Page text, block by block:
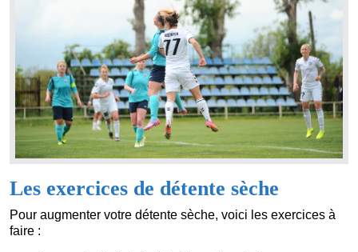
Les exercices de détente sèche
Pour augmenter votre détente sèche, voici les exercices à
faire :